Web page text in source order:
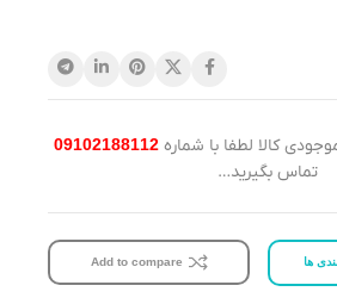
کالا لطفا با شماره 09102188112
تماس بگیرید…
ها Add to compare